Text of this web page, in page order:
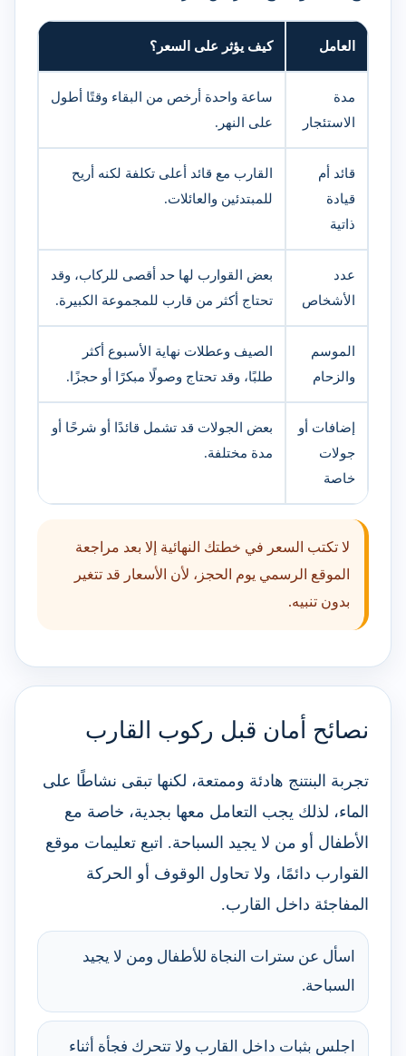
العامل كيف يؤثر على السعر؟
مدة
الاستئجار
ساعة واحدة أرخص من البقاء وقتًا أطول
على النهر.
قائد أم
قيادة
ذاتية
القارب مع قائد أعلى تكلفة لكنه أريح
للمبتدئين والعائلات.
عدد
الأشخاص
بعض القوارب لها حد أقصى للركاب، وقد
تحتاج أكثر من قارب للمجموعة الكبيرة.
الموسم
والزحام
الصيف وعطلات نهاية الأسبوع أكثر
طلبًا، وقد تحتاج وصولًا مبكرًا أو حجزًا.
إضافات أو
جولات
خاصة
بعض الجولات قد تشمل قائدًا أو شرحًا أو
مدة مختلفة.
لا تكتب السعر في خطتك النهائية إلا بعد مراجعة
الموقع الرسمي يوم الحجز، لأن الأسعار قد تتغير
بدون تنبيه.
نصائح أمان قبل ركوب القارب
تجربة البنتنج هادئة وممتعة، لكنها تبقى نشاطًا على
الماء، لذلك يجب التعامل معها بجدية، خاصة مع
الأطفال أو من لا يجيد السباحة. اتبع تعليمات موقع
القوارب دائمًا، ولا تحاول الوقوف أو الحركة
المفاجئة داخل القارب.
اسأل عن سترات النجاة للأطفال ومن لا يجيد
السباحة.
اجلس بثبات داخل القارب ولا تتحرك فجأة أثناء